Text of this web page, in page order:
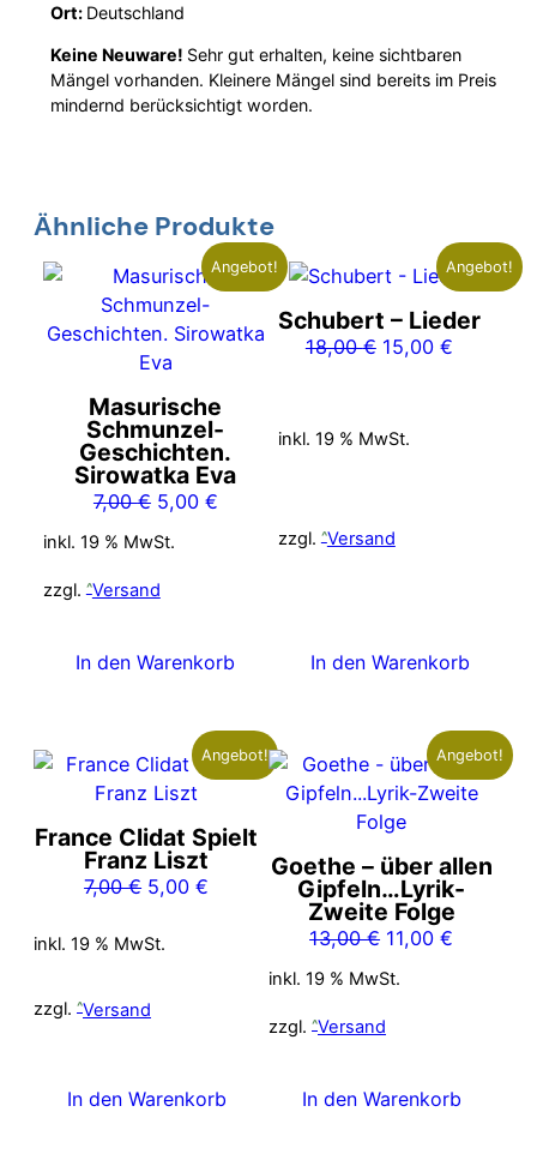
Ort: Deutschland
Keine Neuware! Sehr gut erhalten, keine sichtbaren
Mängel vorhanden. Kleinere Mängel sind bereits im Preis
mindernd berücksichtigt worden.
Ähnliche Produkte
Angebot!
Masurische
Schmunzel-
Geschichten.
Sirowatka Eva
7,00€ Ursprünglicher
Preis
7,00 €
5,00 €Aktueller
inkl. 19 % MwSt.
zzgl. Versand
In den Warenkorb
Angebot!
Schubert – Lieder
18,00€ Ursprünglicher
18,00 €
15,00 €Aktueller
inkl. 19 % MwSt.
zzgl. Versand
In den Warenkorb
Angebot!
France Clidat Spielt
Franz Liszt
7,00€ Ursprünglicher
war:
5,00€
5,00 €.
inkl. 19 % MwSt.
zzgl. Versand
In den Warenkorb
Angebot!
Goethe – über allen
Gipfeln…Lyrik-
Zweite Folge
13,00€ Ursprünglicher
Preis
11,00€
inkl. 19 % MwSt.
zzgl. Versand
In den Warenkorb